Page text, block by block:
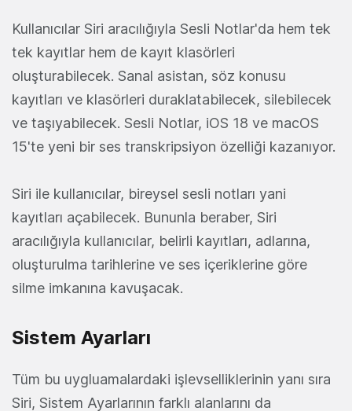
Kullanıcılar Siri aracılığıyla Sesli Notlar'da hem tek
tek kayıtlar hem de kayıt klasörleri
oluşturabilecek. Sanal asistan, söz konusu
kayıtları ve klasörleri duraklatabilecek, silebilecek
ve taşıyabilecek. Sesli Notlar, iOS 18 ve macOS
15'te yeni bir ses transkripsiyon özelliği kazanıyor.
Siri ile kullanıcılar, bireysel sesli notları yani
kayıtları açabilecek. Bununla beraber, Siri
aracılığıyla kullanıcılar, belirli kayıtları, adlarına,
oluşturulma tarihlerine ve ses içeriklerine göre
silme imkanına kavuşacak.
Sistem Ayarları
Tüm bu uygluamalardaki işlevselliklerinin yanı sıra
Siri, Sistem Ayarlarının farklı alanlarını da